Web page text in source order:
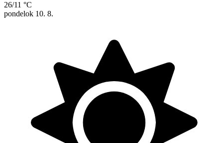
26/11 °C
pondelok 10. 8.